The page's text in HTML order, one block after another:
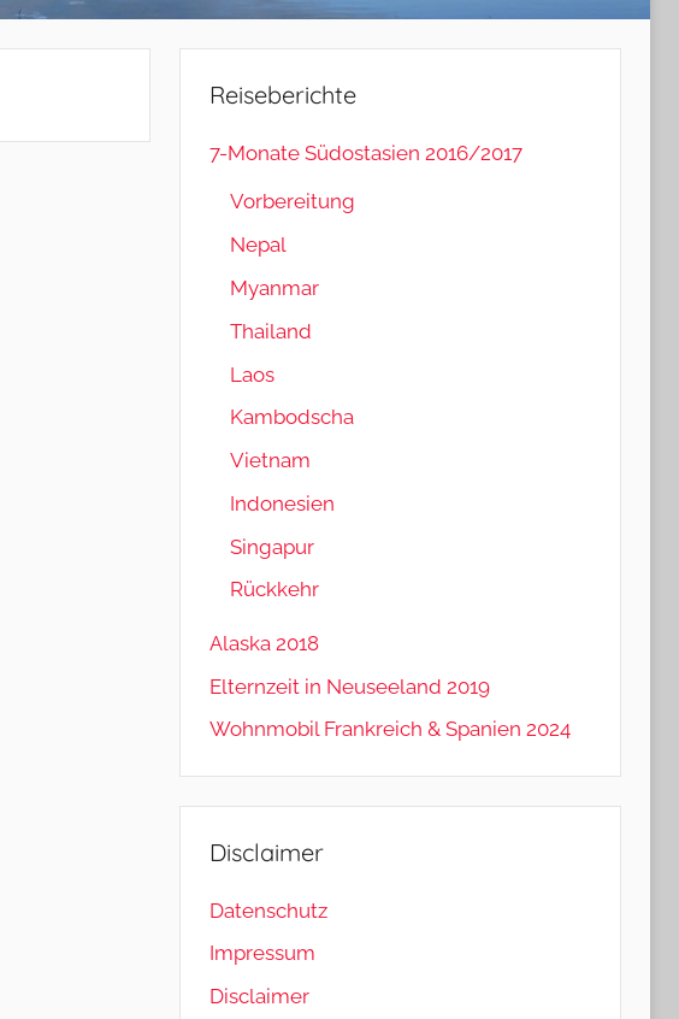
Reiseberichte
7-Monate Südostasien 2016/2017
Vorbereitung
Nepal
Myanmar
Thailand
Laos
Kambodscha
Vietnam
Indonesien
Singapur
Rückkehr
Alaska 2018
Elternzeit in Neuseeland 2019
Wohnmobil Frankreich & Spanien 2024
Disclaimer
Datenschutz
Impressum
Disclaimer